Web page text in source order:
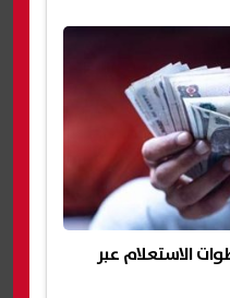
2025.. خطوات الاستعلام عبر